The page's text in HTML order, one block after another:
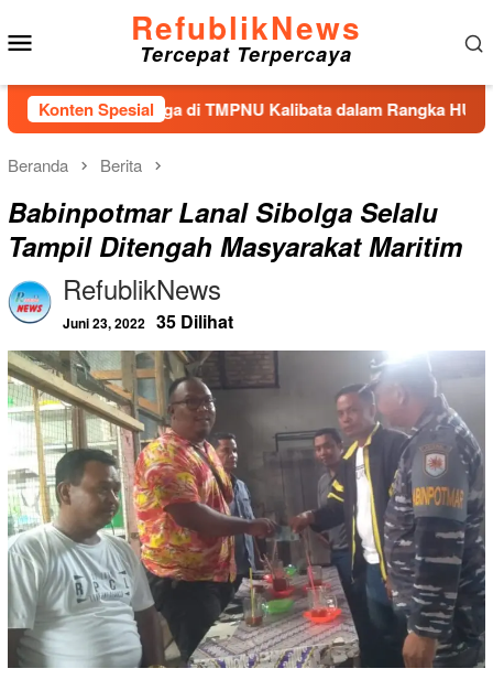
ke
konten
RefublikNews
Tercepat Terpercaya
Konten Spesial
Bunga di TMPNU Kalibata dalam Rangka HUT Ke-40 PPAL
Beranda Berita
Babinpotmar Lanal Sibolga Selalu
Tampil Ditengah Masyarakat Maritim
RefublikNews
Juni 23, 2022 35 Dilihat